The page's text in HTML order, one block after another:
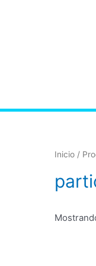
Inicio /